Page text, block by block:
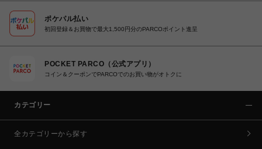
ポケパル払い
初回登録＆お買物で最大1,500円分のPARCOポイント進呈
POCKET PARCO（公式アプリ）
コイン＆クーポンでPARCOでのお買い物がオトクに
カテゴリー
全カテゴリーから探す